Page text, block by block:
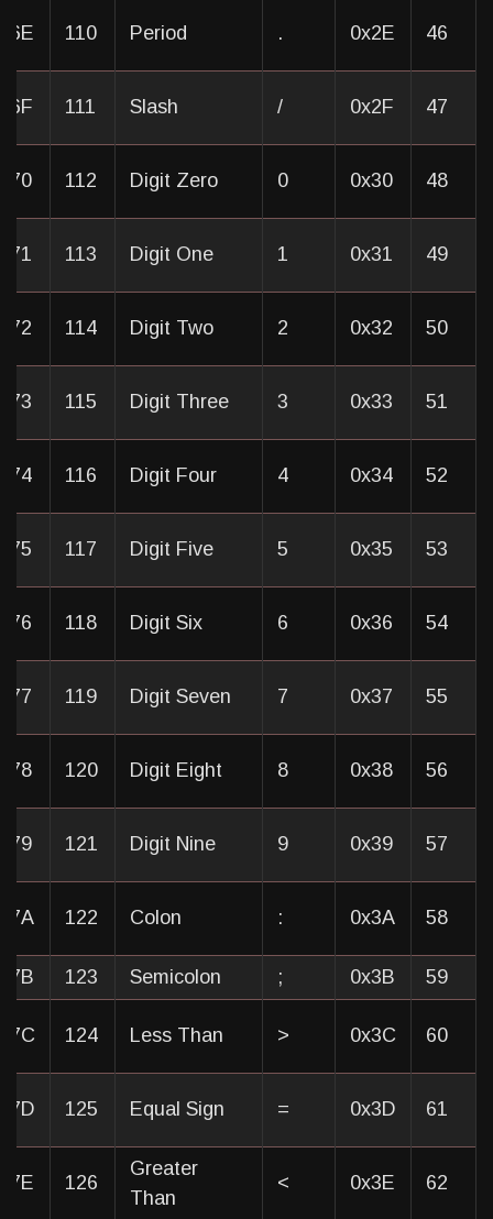
46
0x2E
.
Period
110
47
0x2F
/
Slash
111
48
0x30
0
Digit Zero
112
49
0x31
1
Digit One
113
50
0x32
2
Digit Two
114
51
0x33
3
Digit Three
115
52
0x34
4
Digit Four
116
53
0x35
5
Digit Five
117
54
0x36
6
Digit Six
118
55
0x37
7
Digit Seven
119
56
0x38
8
Digit Eight
120
57
0x39
9
Digit Nine
121
58
0x3A
:
Colon
122
59
0x3B
;
Semicolon
123
60
0x3C
<
Less Than
124
61
0x3D
=
Equal Sign
125
62
0x3E
>
Greater
Than
126